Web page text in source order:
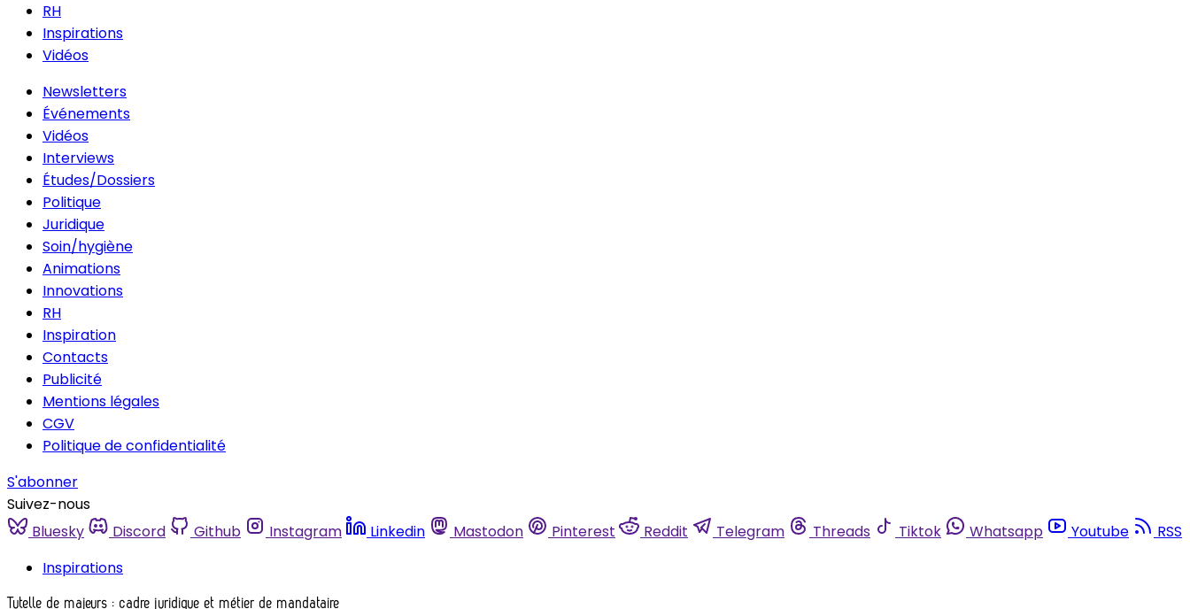
RH
Inspirations
Vidéos
Newsletters
Événements
Vidéos
Interviews
Études/Dossiers
Politique
Juridique
Soin/hygiène
Animations
Innovations
RH
Inspiration
Contacts
Publicité
Mentions légales
CGV
Politique de confidentialité
S'abonner
Suivez-nous
Bluesky
Discord Github Instagram Linkedin Mastodon Pinterest Reddit Telegram Threads Tiktok Whatsapp Youtube
RSS
Inspirations
Tutelle de majeurs : cadre juridique et métier de mandataire